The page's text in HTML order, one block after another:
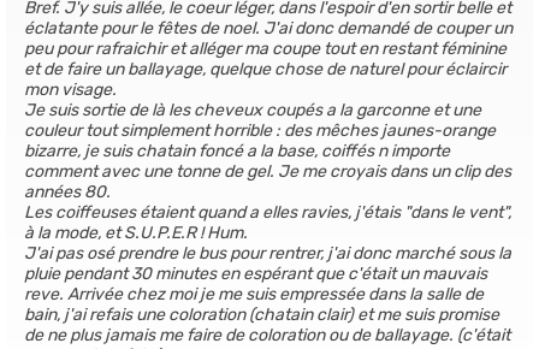
Bref. J'y suis allée, le coeur léger, dans l'espoir d'en sortir belle et
éclatante pour le fêtes de noel. J'ai donc demandé de couper un
peu pour rafraichir et alléger ma coupe tout en restant féminine
et de faire un ballayage, quelque chose de naturel pour éclaircir
mon visage.
Je suis sortie de là les cheveux coupés a la garconne et une
couleur tout simplement horrible : des mêches jaunes-orange
bizarre, je suis chatain foncé a la base, coiffés n importe
comment avec une tonne de gel. Je me croyais dans un clip des
années 80.
Les coiffeuses étaient quand a elles ravies, j'étais "dans le vent",
à la mode, et S.U.P.E.R ! Hum.
J'ai pas osé prendre le bus pour rentrer, j'ai donc marché sous la
pluie pendant 30 minutes en espérant que c'était un mauvais
reve. Arrivée chez moi je me suis empressée dans la salle de
bain, j'ai refais une coloration (chatain clair) et me suis promise
de ne plus jamais me faire de coloration ou de ballayage. (c'était